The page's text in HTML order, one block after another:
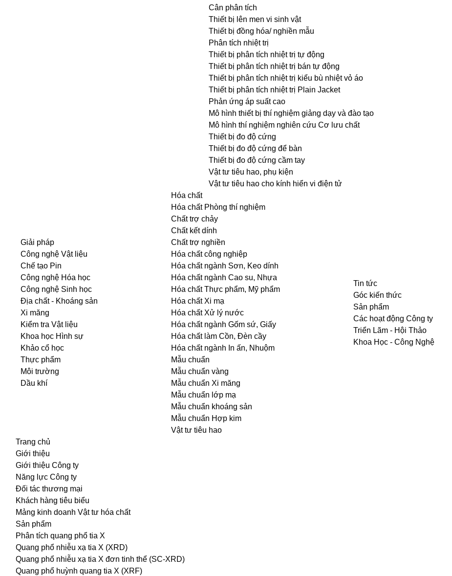
Cân phân tích
Thiết bị lên men vi sinh vật
Thiết bị đồng hóa/ nghiền mẫu
Phân tích nhiệt trị
Thiết bị phân tích nhiệt trị tự động
Thiết bị phân tích nhiệt trị bán tự động
Thiết bị phân tích nhiệt trị kiểu bù nhiệt vỏ áo
Thiết bị phân tích nhiệt trị Plain Jacket
Phản ứng áp suất cao
Mô hình thiết bị thí nghiệm giảng dạy và đào tạo
Mô hình thí nghiệm nghiên cứu Cơ lưu chất
Thiết bị đo độ cứng
Thiết bị đo độ cứng để bàn
Thiết bị đo độ cứng cầm tay
Vật tư tiêu hao, phụ kiện
Vật tư tiêu hao cho kính hiển vi điện tử
Giải pháp
Công nghệ Vật liệu
Chế tạo Pin
Công nghệ Hóa học
Công nghệ Sinh học
Địa chất - Khoáng sản
Xi măng
Kiểm tra Vật liệu
Khoa học Hình sự
Khảo cổ học
Thực phẩm
Môi trường
Dầu khí
Hóa chất
Hóa chất Phòng thí nghiệm
Chất trợ chảy
Chất kết dính
Chất trợ nghiền
Hóa chất công nghiệp
Hóa chất ngành Sơn, Keo dính
Hóa chất ngành Cao su, Nhựa
Hóa chất Thực phẩm, Mỹ phẩm
Hóa chất Xi mạ
Hóa chất Xử lý nước
Hóa chất ngành Gốm sứ, Giấy
Hóa chất làm Cồn, Đèn cầy
Hóa chất ngành In ấn, Nhuộm
Mẫu chuẩn
Mẫu chuẩn vàng
Mẫu chuẩn Xi măng
Mẫu chuẩn lớp mạ
Mẫu chuẩn khoáng sản
Mẫu chuẩn Hợp kim
Vật tư tiêu hao
Tin tức
Góc kiến thức
Sản phẩm
Các hoạt động Công ty
Triển Lãm - Hội Thảo
Khoa Học - Công Nghệ
Trang chủ
Giới thiệu
Giới thiệu Công ty
Năng lực Công ty
Đối tác thương mại
Khách hàng tiêu biểu
Mảng kinh doanh Vật tư hóa chất
Sản phẩm
Phân tích quang phổ tia X
Quang phổ nhiễu xạ tia X (XRD)
Quang phổ nhiễu xạ tia X đơn tinh thể (SC-XRD)
Quang phổ huỳnh quang tia X (XRF)